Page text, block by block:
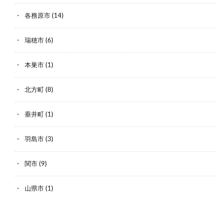
各務原市(14)
瑞穂市(6)
本巣市(1)
北方町(8)
垂井町(1)
羽島市(3)
関市(9)
山県市(1)